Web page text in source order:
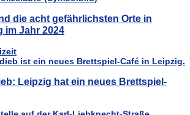
die acht gefährlichsten Orte in
im Jahr 2024
Leipzig hat ein neues Brettspiel-